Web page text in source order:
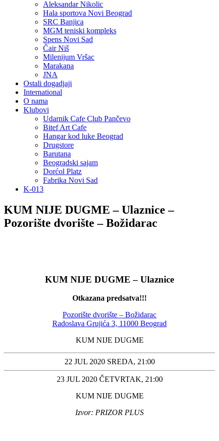
Aleksandar Nikolic
Hala sportova Novi Beograd
SRC Banjica
MGM teniski kompleks
Spens Novi Sad
Čair Niš
Milenijum Vršac
Marakana
JNA
Ostali dogadjaji
International
O nama
Klubovi
Udarnik Cafe Club Pančevo
Bitef Art Cafe
Hangar kod luke Beograd
Drugstore
Barutana
Beogradski sajam
Dorćol Platz
Fabrika Novi Sad
K-013
KUM NIJE DUGME – Ulaznice –
Pozorište dvorište – Božidarac
KUM NIJE DUGME – Ulaznice
Otkazana predsatva!!!
Pozorište dvorište – Božidarac
Radoslava Grujića 3, 11000 Beograd
KUM NIJE DUGME
22 JUL 2020 SREDA, 21:00
23 JUL 2020 ČETVRTAK, 21:00
KUM NIJE DUGME
Izvor: PRIZOR PLUS